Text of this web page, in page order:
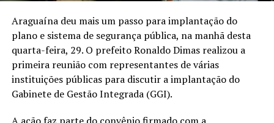
Araguaína deu mais um passo para implantação do
plano e sistema de segurança pública, na manhã desta
quarta-feira, 29. O prefeito Ronaldo Dimas realizou a
primeira reunião com representantes de várias
instituições públicas para discutir a implantação do
Gabinete de Gestão Integrada (GGI).